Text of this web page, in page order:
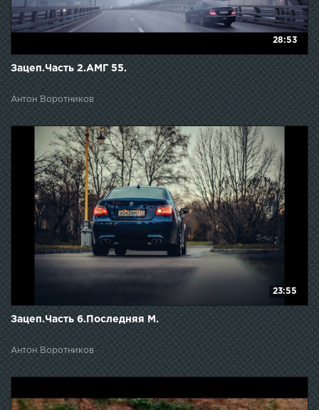
28:53
Зацеп.Часть 2.AMГ 55.
Антон Воротников
23:55
Зацеп.Часть 6.Последняя M.
Антон Воротников